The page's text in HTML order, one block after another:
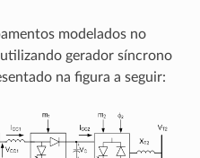
modelados no
gerador síncrono
na figura a seguir: